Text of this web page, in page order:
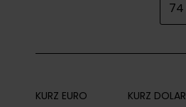
74
KURZ EURO
KURZ DOLAR